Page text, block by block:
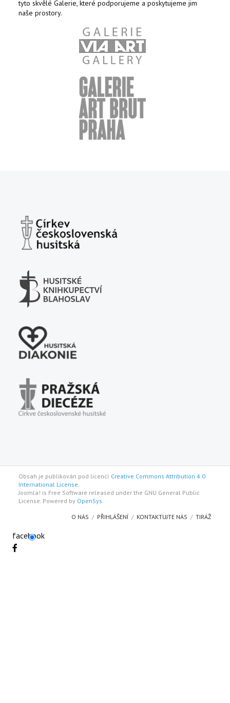
tyto skvělé Galerie, které podporujeme a poskytujeme jim
naše prostory.
Obsah je publikován pod licencí Creative Commons Attribution 4.0
International License.
Joomla! is Free Software released under the GNU General Public
License. Powered by OpenSys.
O NÁS PŘIHLÁŠENÍ KONTAKTUJTE NÁS TIRÁŽ
facebook